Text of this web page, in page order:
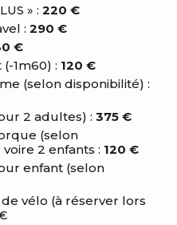
» : 220 €
: 290 €
€
1m60) : 120 €
(selon disponibilité) :
2 adultes) : 375 €
(selon
2 enfants : 120 €
enfant (selon
vélo (à réserver lors